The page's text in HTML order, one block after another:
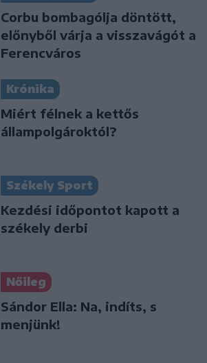
Corbu bombagólja döntött,
előnyből várja a visszavágót a
Ferencváros
Krónika
Miért félnek a kettős
állampolgároktól?
Székely Sport
Kezdési időpontot kapott a
székely derbi
Nőileg
Sándor Ella: Na, indíts, s
menjünk!